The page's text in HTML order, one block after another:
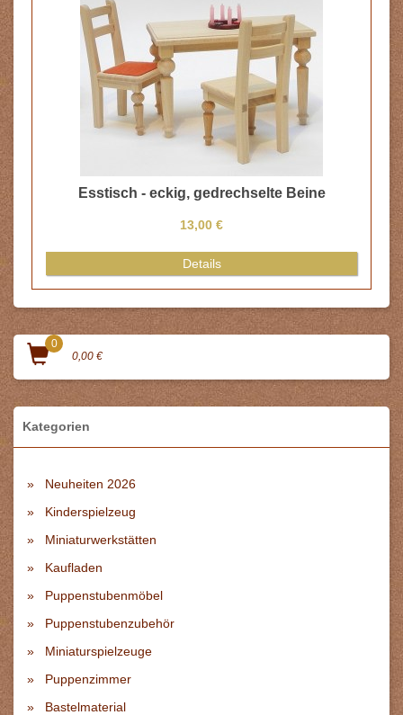
Esstisch - eckig, gedrechselte Beine
13,00 €
Details
0
0,00 €
Kategorien
Neuheiten 2026
Kinderspielzeug
Miniaturwerkstätten
Kaufladen
Puppenstubenmöbel
Puppenstubenzubehör
Miniaturspielzeuge
Puppenzimmer
Bastelmaterial